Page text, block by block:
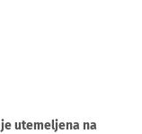
je utemeljena na